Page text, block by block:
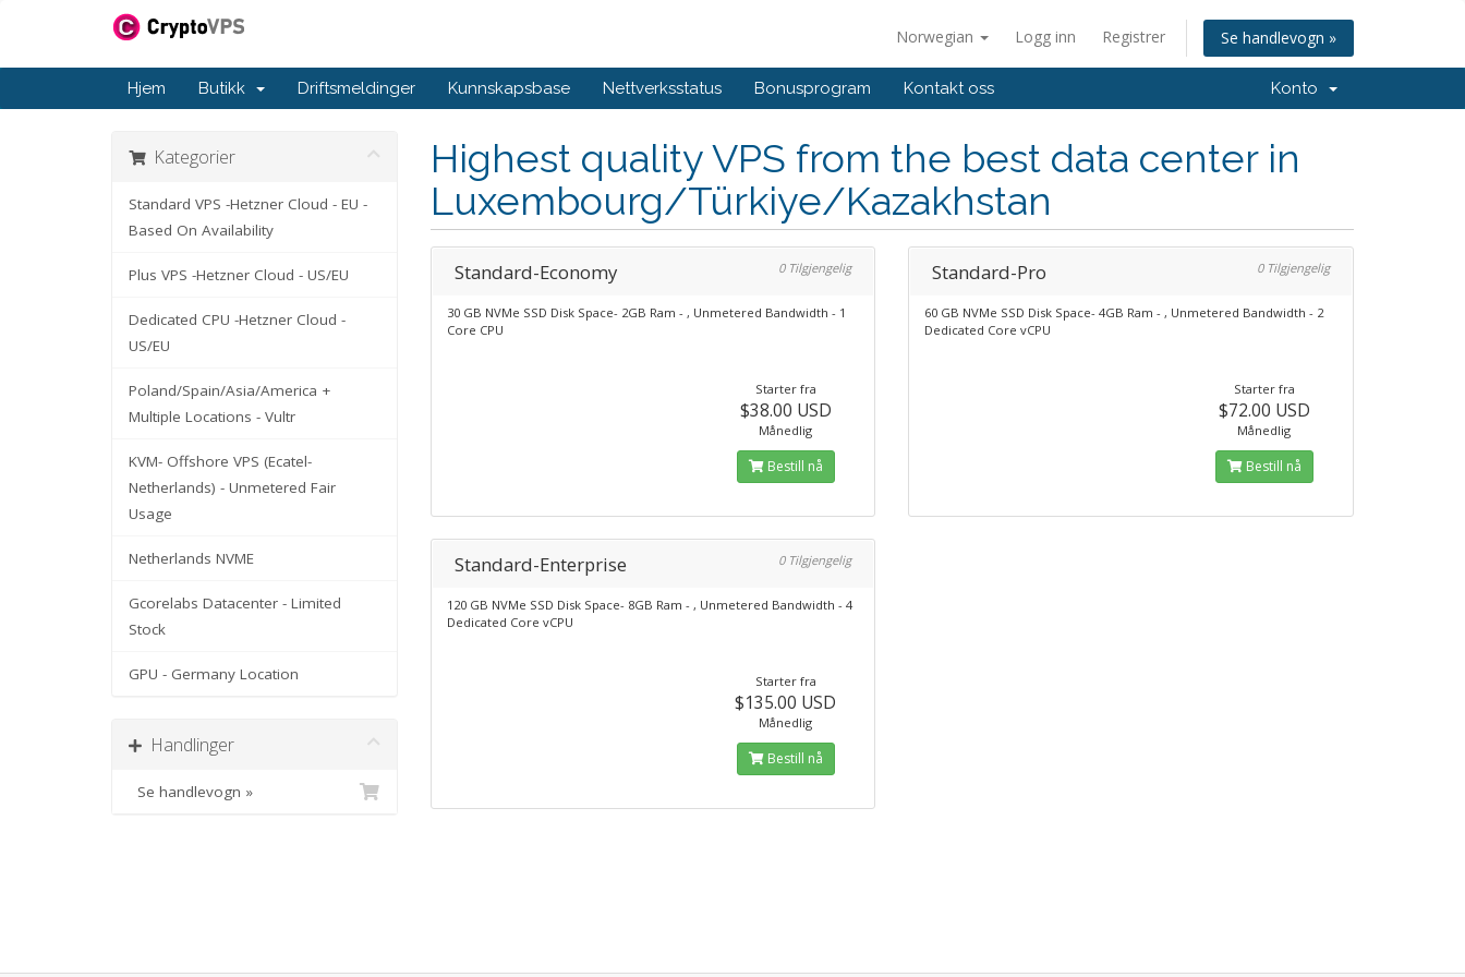
Norwegian Logg inn Registrer Se handlevogn »
Hjem Butikk Driftsmeldinger Kunnskapsbase Nettverksstatus Bonusprogram Kontakt oss Konto
Kategorier
Standard VPS -Hetzner Cloud - EU -
Based On Availability
Plus VPS -Hetzner Cloud - US/EU
Dedicated CPU -Hetzner Cloud -
US/EU
Poland/Spain/Asia/America +
Multiple Locations - Vultr
KVM- Offshore VPS (Ecatel-
Netherlands) - Unmetered Fair
Usage
Netherlands NVME
Gcorelabs Datacenter - Limited
Stock
GPU - Germany Location
Handlinger
Se handlevogn »
Highest quality VPS from the best data center in
Luxembourg/Türkiye/Kazakhstan
Standard-Economy 0 Tilgjengelig
30 GB NVMe SSD Disk Space- 2GB Ram - , Unmetered Bandwidth - 1
Core CPU
Starter fra
$38.00 USD
Månedlig
Bestill nå
Standard-Pro 0 Tilgjengelig
60 GB NVMe SSD Disk Space- 4GB Ram - , Unmetered Bandwidth - 2
Dedicated Core vCPU
Starter fra
$72.00 USD
Månedlig
Bestill nå
Standard-Enterprise 0 Tilgjengelig
120 GB NVMe SSD Disk Space- 8GB Ram - , Unmetered Bandwidth - 4
Dedicated Core vCPU
Starter fra
$135.00 USD
Månedlig
Bestill nå